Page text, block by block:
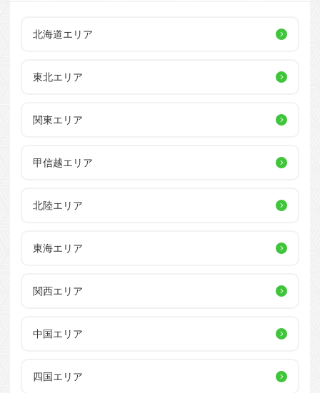
北海道エリア
東北エリア
関東エリア
甲信越エリア
北陸エリア
東海エリア
関西エリア
中国エリア
四国エリア